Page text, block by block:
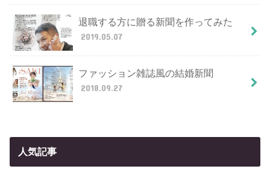
退職する方に贈る新聞を作ってみた
2019.05.07
ファッション雑誌風の結婚新聞
2018.09.27
人気記事